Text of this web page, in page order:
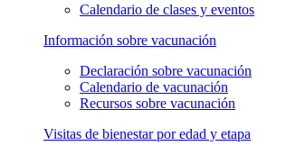
Calendario de clases y eventos
Información sobre vacunación
Declaración sobre vacunación
Calendario de vacunación
Recursos sobre vacunación
Visitas de bienestar por edad y etapa